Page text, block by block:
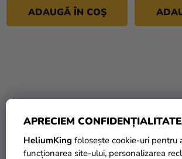
APRECIEM
HeliumKing folosește cookie-uri pentru
funcționarea site-ului, personalizarea
ADAUGĂ ÎN COŞ